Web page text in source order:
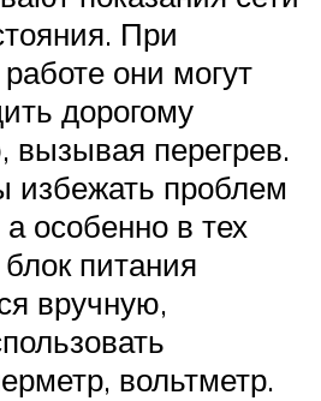
При
они могут
дорогому
вызывая перегрев.
избежать проблем
особенно в тех
питания
вручную,
вольтметр.